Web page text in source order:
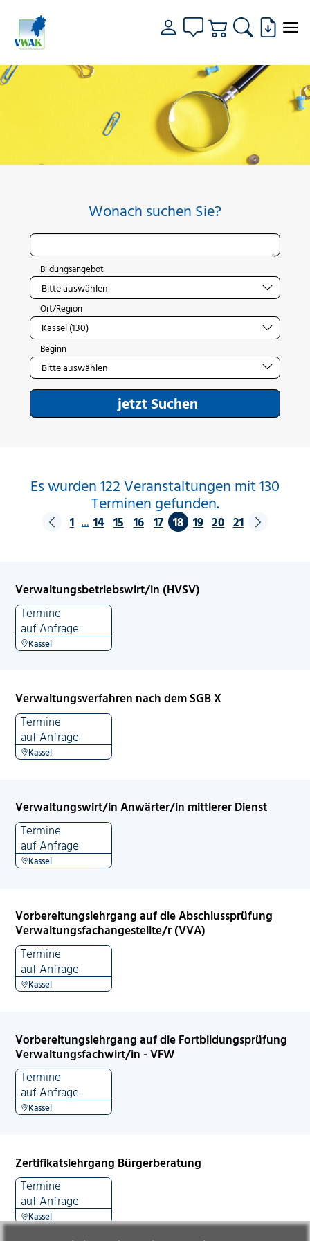
Wonach suchen Sie?
Bildungsangebot
Ort/Region
Beginn
jetzt Suchen
Es wurden 122 Veranstaltungen mit 130
Terminen gefunden.
1 … 14 15 16 17 18 19 20 21
Verwaltungsbetriebswirt/in (HVSV)
Termine
auf Anfrage
Kassel
Verwaltungsverfahren nach dem SGB X
Termine
auf Anfrage
Kassel
Verwaltungswirt/in Anwärter/in mittlerer Dienst
Termine
auf Anfrage
Kassel
Vorbereitungslehrgang auf die Abschlussprüfung
Verwaltungsfachangestellte/r (VVA)
Termine
auf Anfrage
Kassel
Vorbereitungslehrgang auf die Fortbildungsprüfung
Verwaltungsfachwirt/in - VFW
Termine
auf Anfrage
Kassel
Zertifikatslehrgang Bürgerberatung
Termine
auf Anfrage
Kassel